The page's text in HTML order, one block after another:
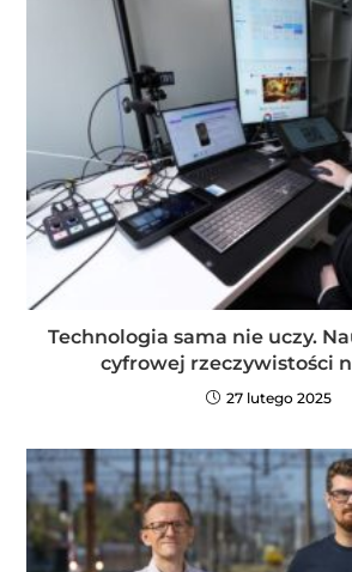
Technologia sama nie uczy.
cyfrowej rzeczywistości
27 lutego 2025